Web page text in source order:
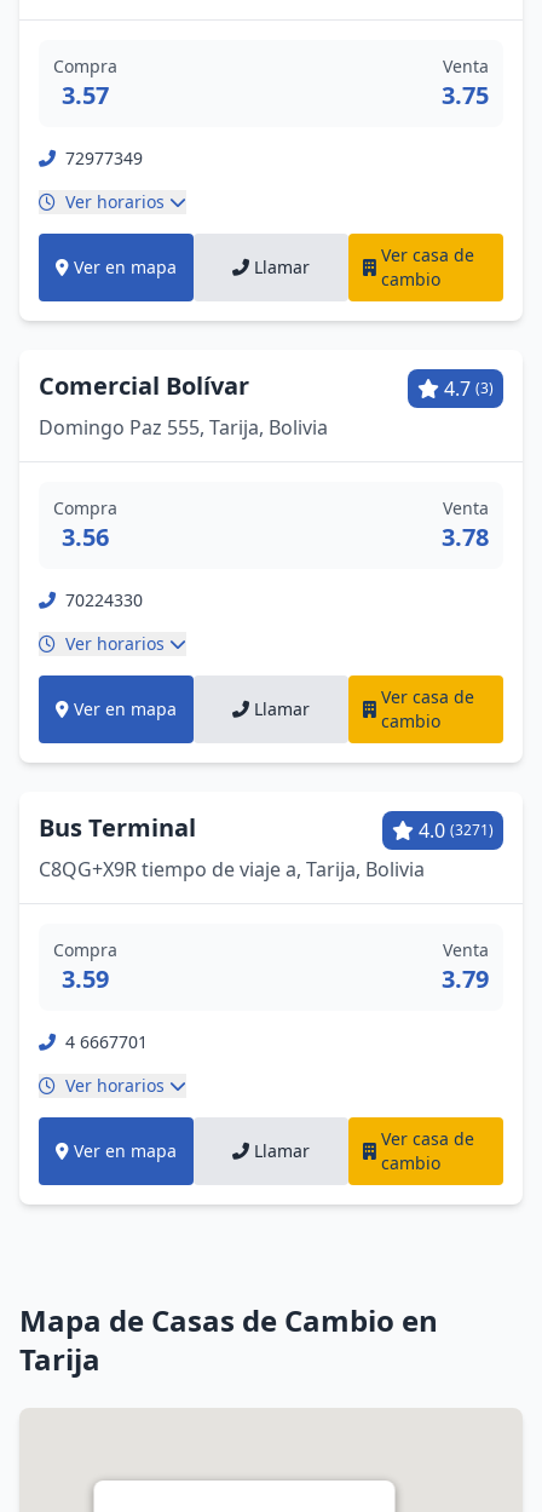
Compra
3.57
Venta
3.75
72977349
Ver horarios
Ver en mapa Llamar
Ver casa de
cambio
Comercial Bolívar 4.7 (3)
Domingo Paz 555, Tarija, Bolivia
Compra
3.56
Venta
3.78
70224330
Ver horarios
Ver en mapa Llamar
Ver casa de
cambio
Bus Terminal 4.0 (3271)
C8QG+X9R tiempo de viaje a, Tarija, Bolivia
Compra
3.59
Venta
3.79
4 6667701
Ver horarios
Ver en mapa Llamar
Ver casa de
cambio
Mapa de Casas de Cambio en
Tarija